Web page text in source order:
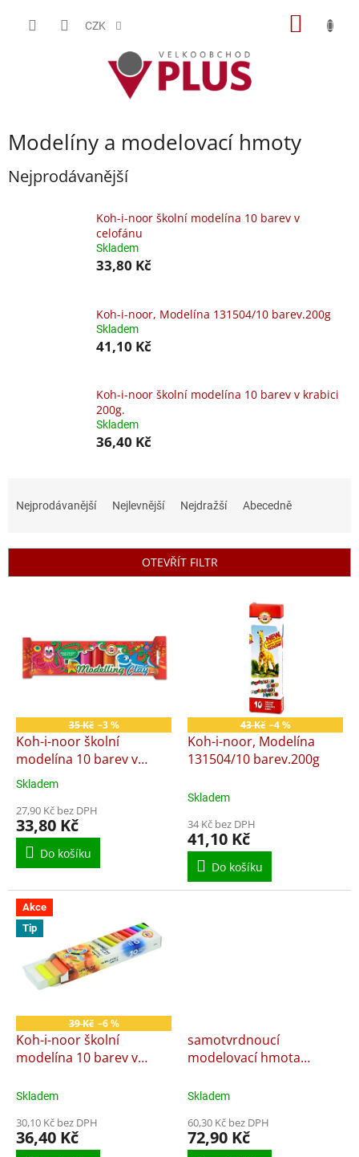
CZK
Modelíny a modelovací hmoty
Nejprodávanější
Koh-i-noor školní modelína 10 barev v
celofánu
Skladem
33,80 Kč
Koh-i-noor, Modelína 131504/10 barev.200g
Skladem
41,10 Kč
Koh-i-noor školní modelína 10 barev v krabici
200g.
Skladem
36,40 Kč
í
ů
Nejprodávanější Nejlevnější Nejdražší Abecedně
OTEVŘÍT FILTR
o
ů
35 Kč –3 %
Koh-i-noor školní
modelína 10 barev v
celofánu
Průměrné
produktu
je
5,0
hvězdiček.
Skladem
27,90 Kč bez DPH
33,80 Kč
Do košíku
43 Kč –4 %
Koh-i-noor, Modelína
131504/10 barev.200g
Skladem
34 Kč bez DPH
41,10 Kč
Do košíku
Akce
Tip
39 Kč –6 %
Koh-i-noor školní
modelína 10 barev v
Skladem
30,10 Kč bez DPH
36,40 Kč
samotvrdnoucí
modelovací hmota
Skladem
60,30 Kč bez DPH
72,90 Kč